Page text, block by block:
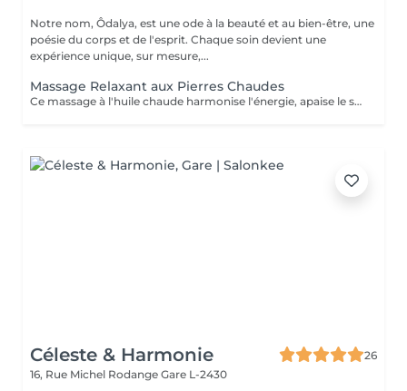
Notre nom, Ôdalya, est une ode à la beauté et au bien-être, une
poésie du corps et de l'esprit. Chaque soin devient une
expérience unique, sur mesure,...
Massage Relaxant aux Pierres Chaudes
Ce massage à l'huile chaude harmonise l'énergie, apaise le système nerveux et procure une sensation de bien-être intense. La chaleur diffuse des pierres de lave aide à libérer les tensions musculaires et procurer une détente absolue. Idéal pour évacuer le stress et retrouver un équilibre profond.
Céleste & Harmonie
26
16, Rue Michel Rodange Gare L-2430